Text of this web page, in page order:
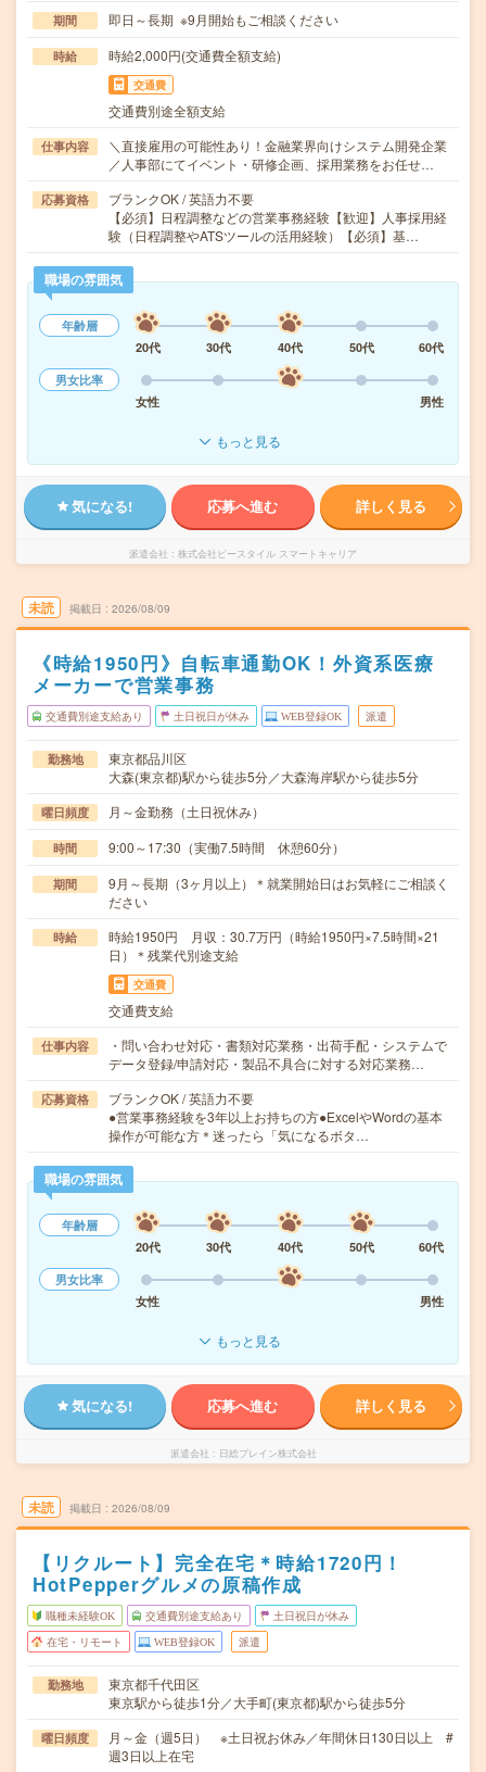
期間 即日～長期 ※9月開始もご相談ください
時給 時給2,000円(交通費全額支給)
交通費
交通費別途全額支給
仕事内容
＼直接雇用の可能性あり！金融業界向けシステム開発企業
／人事部にてイベント・研修企画、採用業務をお任せ…
応募資格
ブランクOK / 英語力不要
【必須】日程調整などの営業事務経験【歓迎】人事採用経
験（日程調整やATSツールの活用経験）【必須】基…
職場の雰囲気
年齢層
20代
30代 40代 50代
60代
男女比率
女性
男性
もっと見る
気になる! 応募へ進む 詳しく見る
派遣会社 株式会社ビースタイル スマートキャリア
未読 掲載日 2026/08/09
《時給1950円》自転車通勤OK！外資系医療
メーカーで営業事務
交通費別途支給あり 土日祝日が休み WEB登録OK 派遣
勤務地
東京都品川区
大森(東京都)駅から徒歩5分／大森海岸駅から徒歩5分
曜日頻度 月～金勤務（土日祝休み）
時間 9:00～17:30（実働7.5時間 休憩60分）
期間
9月～長期（3ヶ月以上）＊就業開始日はお気軽にご相談く
ださい
時給
時給1950円 月収：30.7万円（時給1950円×7.5時間×21
日）＊残業代別途支給
交通費
交通費支給
仕事内容
・問い合わせ対応・書類対応業務・出荷手配・システムで
データ登録/申請対応・製品不具合に対する対応業務…
応募資格
ブランクOK / 英語力不要
●営業事務経験を3年以上お持ちの方●ExcelやWordの基本
操作が可能な方＊迷ったら「気になるボタ…
職場の雰囲気
年齢層
20代
30代 40代 50代
60代
男女比率
女性
男性
もっと見る
気になる! 応募へ進む 詳しく見る
派遣会社 日総ブレイン株式会社
未読 掲載日 2026/08/09
【リクルート】完全在宅＊時給1720円！
HotPepperグルメの原稿作成
職種未経験OK 交通費別途支給あり 土日祝日が休み
在宅・リモート WEB登録OK 派遣
勤務地
東京都千代田区
東京駅から徒歩1分／大手町(東京都)駅から徒歩5分
曜日頻度
月～金（週5日） ※土日祝お休み／年間休日130日以上 #
週3日以上在宅